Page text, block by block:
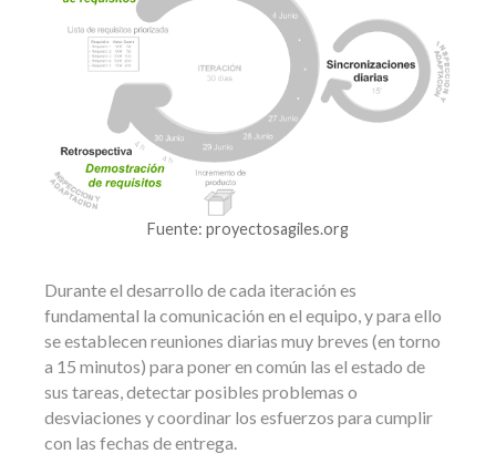
Fuente: proyectosagiles.org
Durante el desarrollo de cada iteración es
fundamental la comunicación en el equipo, y para ello
se establecen reuniones diarias muy breves (en torno
a 15 minutos) para poner en común las el estado de
sus tareas, detectar posibles problemas o
desviaciones y coordinar los esfuerzos para cumplir
con las fechas de entrega.